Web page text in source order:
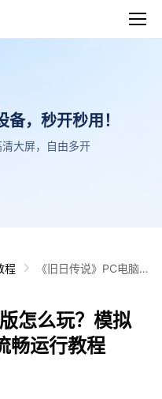
，秒开秒用！
清大屏，自由多开
程
《旧日传说》PC电脑
教程
怎么玩？模拟
畅运行教程